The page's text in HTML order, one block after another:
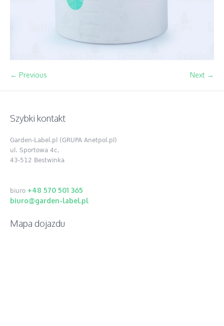
← Previous Next →
Szybki kontakt
Garden-Label.pl (GRUPA Anetpol.pl)
ul. Sportowa 4c,
43-512 Bestwinka
biuro +48 570 501 365
biuro@garden-label.pl
Mapa dojazdu